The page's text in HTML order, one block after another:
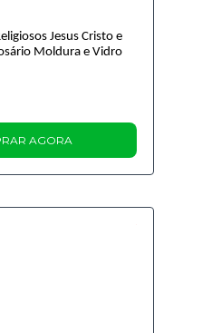
Jesus Cristo e
Moldura e Vidro
AGORA